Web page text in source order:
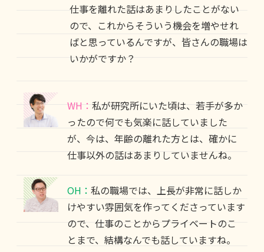
仕事を離れた話はあまりしたことがない
ので、これからそういう機会を増やせれ
ばと思っているんですが、皆さんの職場は
いかがですか？
WH：私が研究所にいた頃は、若手が多か
ったので何でも気楽に話していました
が、今は、年齢の離れた方とは、確かに
仕事以外の話はあまりしていませんね。
OH：私の職場では、上長が非常に話しか
けやすい雰囲気を作ってくださっています
ので、仕事のことからプライベートのこ
とまで、結構なんでも話していますね。